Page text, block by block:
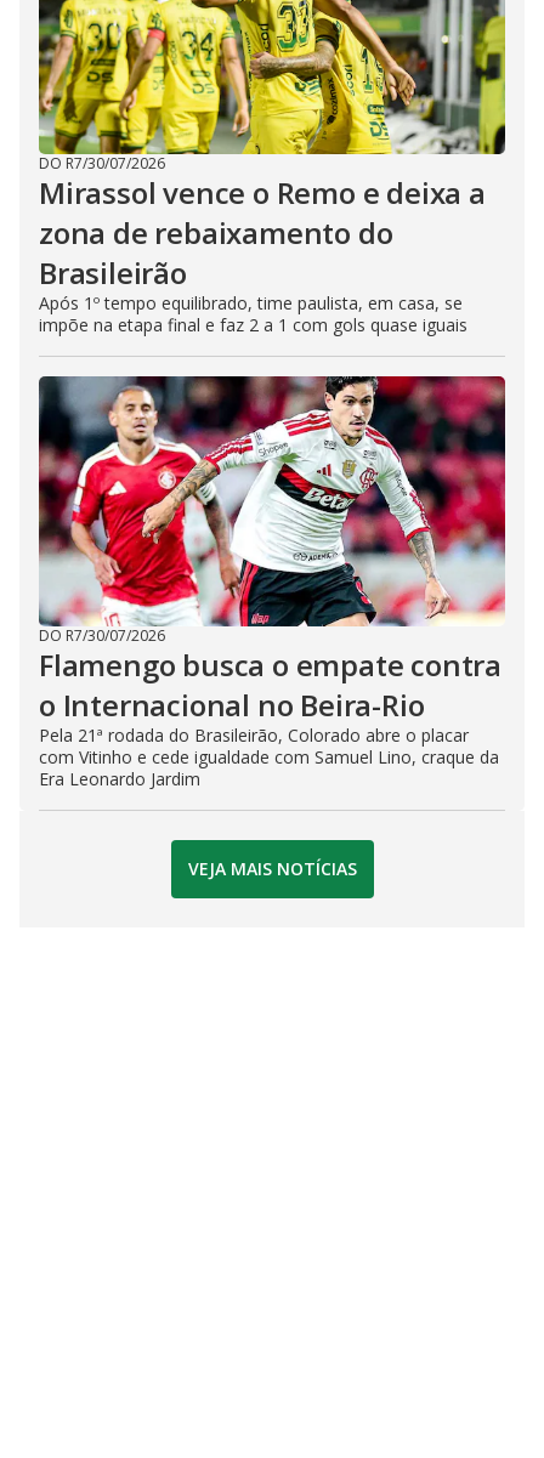
DO R7/30/07/2026
Mirassol vence o Remo e deixa a
zona de rebaixamento do
Brasileirão
Após 1º tempo equilibrado, time paulista, em casa, se
impõe na etapa final e faz 2 a 1 com gols quase iguais
DO R7/30/07/2026
Flamengo busca o empate contra
o Internacional no Beira-Rio
Pela 21ª rodada do Brasileirão, Colorado abre o placar
com Vitinho e cede igualdade com Samuel Lino, craque da
Era Leonardo Jardim
VEJA MAIS NOTÍCIAS